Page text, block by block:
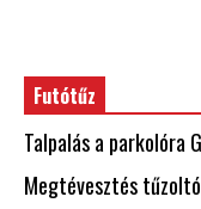
Futótűz
Talpalás a parkolóra
Megtévesztés